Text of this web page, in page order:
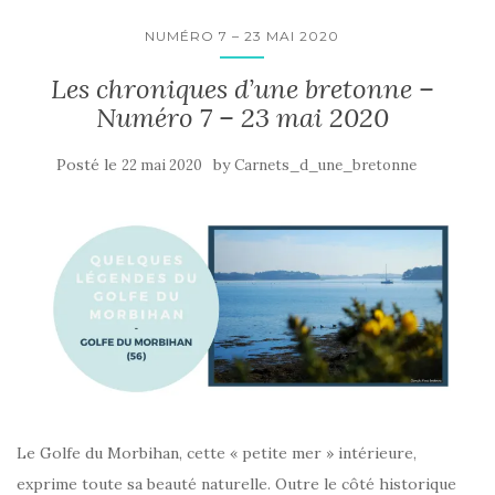
NUMÉRO 7 – 23 MAI 2020
Les chroniques d’une bretonne –
Numéro 7 – 23 mai 2020
Posté le 22 mai 2020 byCarnets_d_une_bretonne
Le Golfe du Morbihan, cette « petite mer » intérieure,
exprime toute sa beauté naturelle. Outre le côté historique